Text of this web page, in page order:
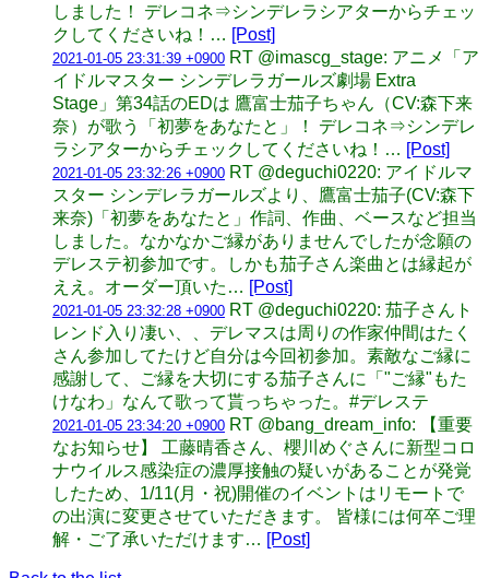
しました！ デレコネ⇒シンデレラシアターからチェッ
クしてくださいね！… [Post]
2021-01-05 23:31:39 +0900 RT @imascg_stage: アニメ「ア
イドルマスター シンデレラガールズ劇場 Extra
Stage」第34話のEDは 鷹富士茄子ちゃん（CV:森下来
奈）が歌う「初夢をあなたと」！ デレコネ⇒シンデレ
ラシアターからチェックしてくださいね！… [Post]
2021-01-05 23:32:26 +0900 RT @deguchi0220: アイドルマ
スター シンデレラガールズより、鷹富士茄子(CV:森下
来奈)「初夢をあなたと」作詞、作曲、ベースなど担当
しました。なかなかご縁がありませんでしたが念願の
デレステ初参加です。しかも茄子さん楽曲とは縁起が
ええ。オーダー頂いた… [Post]
2021-01-05 23:32:28 +0900 RT @deguchi0220: 茄子さんト
レンド入り凄い、、デレマスは周りの作家仲間はたく
さん参加してたけど自分は今回初参加。素敵なご縁に
感謝して、ご縁を大切にする茄子さんに「"ご縁"もた
けなわ」なんて歌って貰っちゃった。#デレステ
2021-01-05 23:34:20 +0900 RT @bang_dream_info: 【重要
なお知らせ】 工藤晴香さん、櫻川めぐさんに新型コロ
ナウイルス感染症の濃厚接触の疑いがあることが発覚
したため、1/11(月・祝)開催のイベントはリモートで
の出演に変更させていただきます。 皆様には何卒ご理
解・ご了承いただけます… [Post]